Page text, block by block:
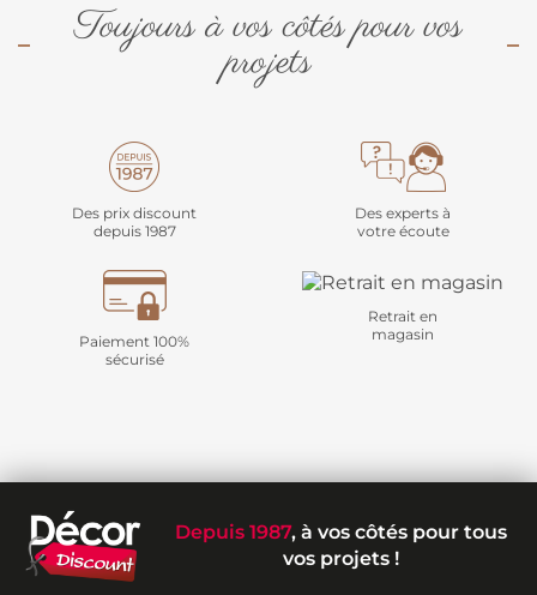
Toujours à vos côtés pour vos
projets
Des prix discount
depuis 1987
Des experts à
votre écoute
Paiement 100%
sécurisé
Retrait en
magasin
Depuis 1987, à vos côtés pour tous
vos projets !